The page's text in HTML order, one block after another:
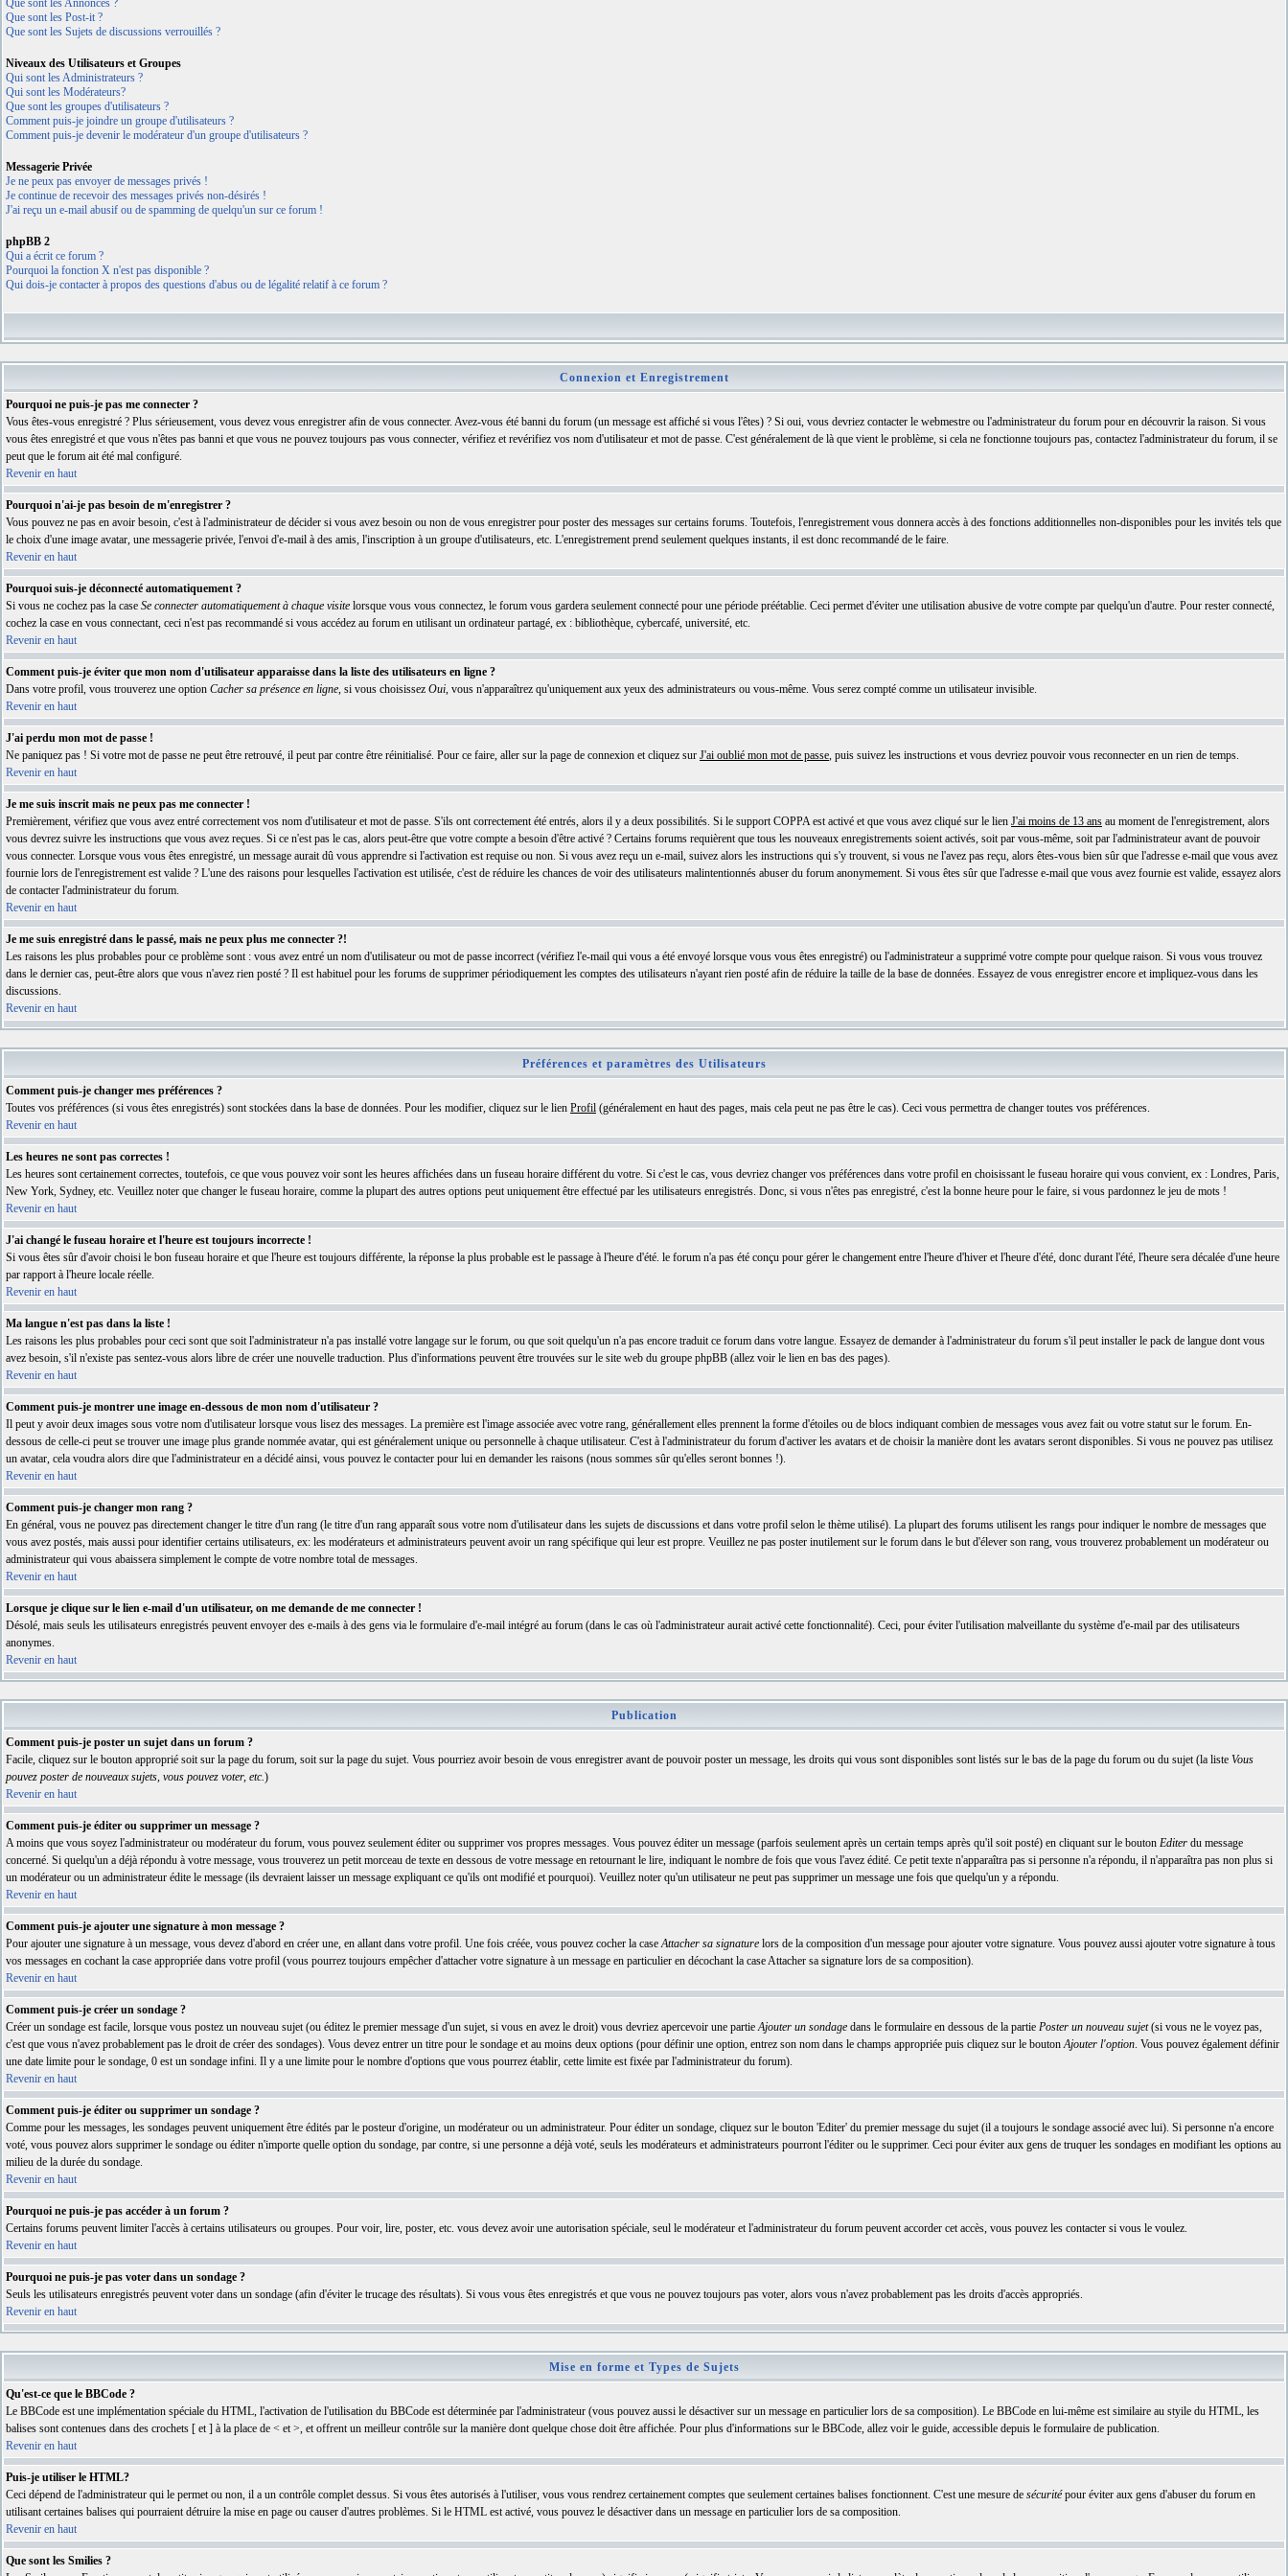
Que sont les Annonces ?
Que sont les Post-it ?
Que sont les Sujets de discussions verrouillés ?
Niveaux des Utilisateurs et Groupes
Qui sont les Administrateurs ?
Qui sont les Modérateurs?
Que sont les groupes d'utilisateurs ?
Comment puis-je joindre un groupe d'utilisateurs ?
Comment puis-je devenir le modérateur d'un groupe d'utilisateurs ?
Messagerie Privée
Je ne peux pas envoyer de messages privés !
Je continue de recevoir des messages privés non-désirés !
J'ai reçu un e-mail abusif ou de spamming de quelqu'un sur ce forum !
phpBB 2
Qui a écrit ce forum ?
Pourquoi la fonction X n'est pas disponible ?
Qui dois-je contacter à propos des questions d'abus ou de légalité relatif à ce forum ?
Connexion et Enregistrement
Pourquoi ne puis-je pas me connecter ?
Vous êtes-vous enregistré ? Plus sérieusement, vous devez vous enregistrer afin de vous connecter. Avez-vous été banni du forum (un message est affiché si vous l'êtes) ? Si oui, vous devriez contacter le webmestre ou l'administrateur du forum pour en découvrir la raison. Si vous
vous êtes enregistré et que vous n'êtes pas banni et que vous ne pouvez toujours pas vous connecter, vérifiez et revérifiez vos nom d'utilisateur et mot de passe. C'est généralement de là que vient le problème, si cela ne fonctionne toujours pas, contactez l'administrateur du forum, il se
peut que le forum ait été mal configuré.
Revenir en haut
Pourquoi n'ai-je pas besoin de m'enregistrer ?
Vous pouvez ne pas en avoir besoin, c'est à l'administrateur de décider si vous avez besoin ou non de vous enregistrer pour poster des messages sur certains forums. Toutefois, l'enregistrement vous donnera accès à des fonctions additionnelles non-disponibles pour les invités tels que
le choix d'une image avatar, une messagerie privée, l'envoi d'e-mail à des amis, l'inscription à un groupe d'utilisateurs, etc. L'enregistrement prend seulement quelques instants, il est donc recommandé de le faire.
Revenir en haut
Pourquoi suis-je déconnecté automatiquement ?
Si vous ne cochez pas la case Se connecter automatiquement à chaque visite lorsque vous vous connectez, le forum vous gardera seulement connecté pour une période préétablie. Ceci permet d'éviter une utilisation abusive de votre compte par quelqu'un d'autre. Pour rester connecté,
cochez la case en vous connectant, ceci n'est pas recommandé si vous accédez au forum en utilisant un ordinateur partagé, ex : bibliothèque, cybercafé, université, etc.
Revenir en haut
Comment puis-je éviter que mon nom d'utilisateur apparaisse dans la liste des utilisateurs en ligne ?
Dans votre profil, vous trouverez une option Cacher sa présence en ligne, si vous choisissez Oui, vous n'apparaîtrez qu'uniquement aux yeux des administrateurs ou vous-même. Vous serez compté comme un utilisateur invisible.
Revenir en haut
J'ai perdu mon mot de passe !
Ne paniquez pas ! Si votre mot de passe ne peut être retrouvé, il peut par contre être réinitialisé. Pour ce faire, aller sur la page de connexion et cliquez sur J'ai oublié mon mot de passe, puis suivez les instructions et vous devriez pouvoir vous reconnecter en un rien de temps.
Revenir en haut
Je me suis inscrit mais ne peux pas me connecter !
Premièrement, vérifiez que vous avez entré correctement vos nom d'utilisateur et mot de passe. S'ils ont correctement été entrés, alors il y a deux possibilités. Si le support COPPA est activé et que vous avez cliqué sur le lien J'ai moins de 13 ans au moment de l'enregistrement, alors
vous devrez suivre les instructions que vous avez reçues. Si ce n'est pas le cas, alors peut-être que votre compte a besoin d'être activé ? Certains forums requièrent que tous les nouveaux enregistrements soient activés, soit par vous-même, soit par l'administrateur avant de pouvoir
vous connecter. Lorsque vous vous êtes enregistré, un message aurait dû vous apprendre si l'activation est requise ou non. Si vous avez reçu un e-mail, suivez alors les instructions qui s'y trouvent, si vous ne l'avez pas reçu, alors êtes-vous bien sûr que l'adresse e-mail que vous avez
fournie lors de l'enregistrement est valide ? L'une des raisons pour lesquelles l'activation est utilisée, c'est de réduire les chances de voir des utilisateurs malintentionnés abuser du forum anonymement. Si vous êtes sûr que l'adresse e-mail que vous avez fournie est valide, essayez alors
de contacter l'administrateur du forum.
Revenir en haut
Je me suis enregistré dans le passé, mais ne peux plus me connecter ?!
Les raisons les plus probables pour ce problème sont : vous avez entré un nom d'utilisateur ou mot de passe incorrect (vérifiez l'e-mail qui vous a été envoyé lorsque vous vous êtes enregistré) ou l'administrateur a supprimé votre compte pour quelque raison. Si vous vous trouvez
dans le dernier cas, peut-être alors que vous n'avez rien posté ? Il est habituel pour les forums de supprimer périodiquement les comptes des utilisateurs n'ayant rien posté afin de réduire la taille de la base de données. Essayez de vous enregistrer encore et impliquez-vous dans les
discussions.
Revenir en haut
Préférences et paramètres des Utilisateurs
Comment puis-je changer mes préférences ?
Toutes vos préférences (si vous êtes enregistrés) sont stockées dans la base de données. Pour les modifier, cliquez sur le lien Profil (généralement en haut des pages, mais cela peut ne pas être le cas). Ceci vous permettra de changer toutes vos préférences.
Revenir en haut
Les heures ne sont pas correctes !
Les heures sont certainement correctes, toutefois, ce que vous pouvez voir sont les heures affichées dans un fuseau horaire différent du votre. Si c'est le cas, vous devriez changer vos préférences dans votre profil en choisissant le fuseau horaire qui vous convient, ex : Londres, Paris,
New York, Sydney, etc. Veuillez noter que changer le fuseau horaire, comme la plupart des autres options peut uniquement être effectué par les utilisateurs enregistrés. Donc, si vous n'êtes pas enregistré, c'est la bonne heure pour le faire, si vous pardonnez le jeu de mots !
Revenir en haut
J'ai changé le fuseau horaire et l'heure est toujours incorrecte !
Si vous êtes sûr d'avoir choisi le bon fuseau horaire et que l'heure est toujours différente, la réponse la plus probable est le passage à l'heure d'été. le forum n'a pas été conçu pour gérer le changement entre l'heure d'hiver et l'heure d'été, donc durant l'été, l'heure sera décalée d'une heure
par rapport à l'heure locale réelle.
Revenir en haut
Ma langue n'est pas dans la liste !
Les raisons les plus probables pour ceci sont que soit l'administrateur n'a pas installé votre langage sur le forum, ou que soit quelqu'un n'a pas encore traduit ce forum dans votre langue. Essayez de demander à l'administrateur du forum s'il peut installer le pack de langue dont vous
avez besoin, s'il n'existe pas sentez-vous alors libre de créer une nouvelle traduction. Plus d'informations peuvent être trouvées sur le site web du groupe phpBB (allez voir le lien en bas des pages).
Revenir en haut
Comment puis-je montrer une image en-dessous de mon nom d'utilisateur ?
Il peut y avoir deux images sous votre nom d'utilisateur lorsque vous lisez des messages. La première est l'image associée avec votre rang, générallement elles prennent la forme d'étoiles ou de blocs indiquant combien de messages vous avez fait ou votre statut sur le forum. En-
dessous de celle-ci peut se trouver une image plus grande nommée avatar, qui est généralement unique ou personnelle à chaque utilisateur. C'est à l'administrateur du forum d'activer les avatars et de choisir la manière dont les avatars seront disponibles. Si vous ne pouvez pas utilisez
un avatar, cela voudra alors dire que l'administrateur en a décidé ainsi, vous pouvez le contacter pour lui en demander les raisons (nous sommes sûr qu'elles seront bonnes !).
Revenir en haut
Comment puis-je changer mon rang ?
En général, vous ne pouvez pas directement changer le titre d'un rang (le titre d'un rang apparaît sous votre nom d'utilisateur dans les sujets de discussions et dans votre profil selon le thème utilisé). La plupart des forums utilisent les rangs pour indiquer le nombre de messages que
vous avez postés, mais aussi pour identifier certains utilisateurs, ex: les modérateurs et administrateurs peuvent avoir un rang spécifique qui leur est propre. Veuillez ne pas poster inutilement sur le forum dans le but d'élever son rang, vous trouverez probablement un modérateur ou
administrateur qui vous abaissera simplement le compte de votre nombre total de messages.
Revenir en haut
Lorsque je clique sur le lien e-mail d'un utilisateur, on me demande de me connecter !
Désolé, mais seuls les utilisateurs enregistrés peuvent envoyer des e-mails à des gens via le formulaire d'e-mail intégré au forum (dans le cas où l'administrateur aurait activé cette fonctionnalité). Ceci, pour éviter l'utilisation malveillante du système d'e-mail par des utilisateurs
anonymes.
Revenir en haut
Publication
Comment puis-je poster un sujet dans un forum ?
Facile, cliquez sur le bouton approprié soit sur la page du forum, soit sur la page du sujet. Vous pourriez avoir besoin de vous enregistrer avant de pouvoir poster un message, les droits qui vous sont disponibles sont listés sur le bas de la page du forum ou du sujet (la liste Vous
pouvez poster de nouveaux sujets, vous pouvez voter, etc.)
Revenir en haut
Comment puis-je éditer ou supprimer un message ?
A moins que vous soyez l'administrateur ou modérateur du forum, vous pouvez seulement éditer ou supprimer vos propres messages. Vous pouvez éditer un message (parfois seulement après un certain temps après qu'il soit posté) en cliquant sur le bouton Editer du message
concerné. Si quelqu'un a déjà répondu à votre message, vous trouverez un petit morceau de texte en dessous de votre message en retournant le lire, indiquant le nombre de fois que vous l'avez édité. Ce petit texte n'apparaîtra pas si personne n'a répondu, il n'apparaîtra pas non plus si
un modérateur ou un administrateur édite le message (ils devraient laisser un message expliquant ce qu'ils ont modifié et pourquoi). Veuillez noter qu'un utilisateur ne peut pas supprimer un message une fois que quelqu'un y a répondu.
Revenir en haut
Comment puis-je ajouter une signature à mon message ?
Pour ajouter une signature à un message, vous devez d'abord en créer une, en allant dans votre profil. Une fois créée, vous pouvez cocher la caseAttacher sa signature lors de la composition d'un message pour ajouter votre signature. Vous pouvez aussi ajouter votre signature à tous
vos messages en cochant la case appropriée dans votre profil (vous pourrez toujours empêcher d'attacher votre signature à un message en particulier en décochant la case Attacher sa signature lors de sa composition).
Revenir en haut
Comment puis-je créer un sondage ?
Créer un sondage est facile, lorsque vous postez un nouveau sujet (ou éditez le premier message d'un sujet, si vous en avez le droit) vous devriez apercevoir une partieAjouter un sondage dans le formulaire en dessous de la partie Poster un nouveau sujet(si vous ne le voyez pas,
c'est que vous n'avez probablement pas le droit de créer des sondages). Vous devez entrer un titre pour le sondage et au moins deux options (pour définir une option, entrez son nom dans le champs appropriée puis cliquez sur le boutonAjouter l'option. Vous pouvez également définir
une date limite pour le sondage, 0 est un sondage infini. Il y a une limite pour le nombre d'options que vous pourrez établir, cette limite est fixée par l'administrateur du forum).
Revenir en haut
Comment puis-je éditer ou supprimer un sondage ?
Comme pour les messages, les sondages peuvent uniquement être édités par le posteur d'origine, un modérateur ou un administrateur. Pour éditer un sondage, cliquez sur le bouton 'Editer' du premier message du sujet (il a toujours le sondage associé avec lui). Si personne n'a encore
voté, vous pouvez alors supprimer le sondage ou éditer n'importe quelle option du sondage, par contre, si une personne a déjà voté, seuls les modérateurs et administrateurs pourront l'éditer ou le supprimer. Ceci pour éviter aux gens de truquer les sondages en modifiant les options au
milieu de la durée du sondage.
Revenir en haut
Pourquoi ne puis-je pas accéder à un forum ?
Certains forums peuvent limiter l'accès à certains utilisateurs ou groupes. Pour voir, lire, poster, etc. vous devez avoir une autorisation spéciale, seul le modérateur et l'administrateur du forum peuvent accorder cet accès, vous pouvez les contacter si vous le voulez.
Revenir en haut
Pourquoi ne puis-je pas voter dans un sondage ?
Seuls les utilisateurs enregistrés peuvent voter dans un sondage (afin d'éviter le trucage des résultats). Si vous vous êtes enregistrés et que vous ne pouvez toujours pas voter, alors vous n'avez probablement pas les droits d'accès appropriés.
Revenir en haut
Mise en forme et Types de Sujets
Qu'est-ce que le BBCode ?
Le BBCode est une implémentation spéciale du HTML, l'activation de l'utilisation du BBCode est déterminée par l'administrateur (vous pouvez aussi le désactiver sur un message en particulier lors de sa composition). Le BBCode en lui-même est similaire au styile du HTML, les
balises sont contenues dans des crochets [ et ] à la place de < et >, et offrent un meilleur contrôle sur la manière dont quelque chose doit être affichée. Pour plus d'informations sur le BBCode, allez voir le guide, accessible depuis le formulaire de publication.
Revenir en haut
Puis-je utiliser le HTML?
Ceci dépend de l'administrateur qui le permet ou non, il a un contrôle complet dessus. Si vous êtes autorisés à l'utiliser, vous vous rendrez certainement comptes que seulement certaines balises fonctionnent. C'est une mesure de sécuritépour éviter aux gens d'abuser du forum en
utilisant certaines balises qui pourraient détruire la mise en page ou causer d'autres problèmes. Si le HTML est activé, vous pouvez le désactiver dans un message en particulier lors de sa composition.
Revenir en haut
Que sont les Smilies ?